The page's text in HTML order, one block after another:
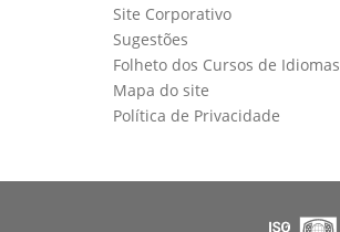
Site Corporativo
Sugestões
Folheto dos Cursos de Idiomas
Mapa do site
Política de Privacidade